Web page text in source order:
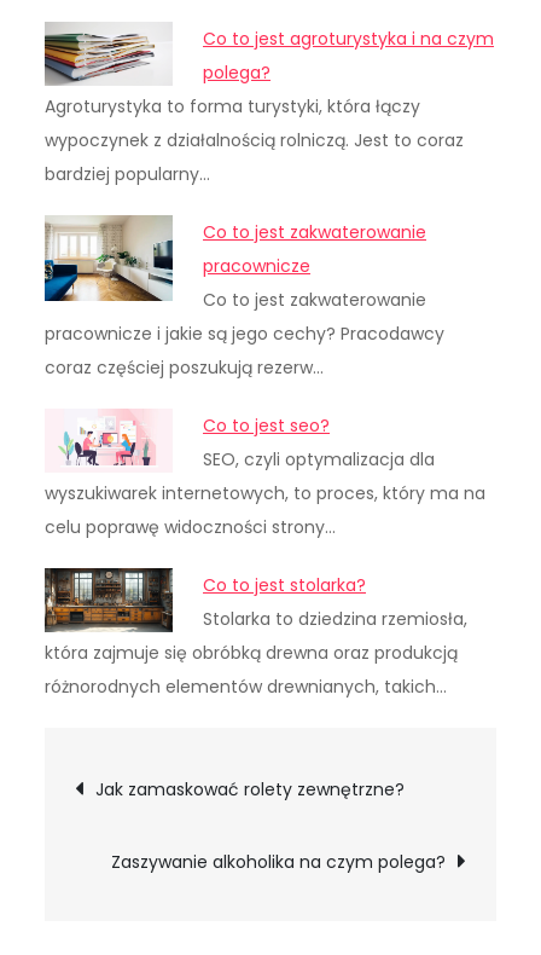
Co to jest agroturystyka i na czym
polega?
Agroturystyka to forma turystyki, która łączy
wypoczynek z działalnością rolniczą. Jest to coraz
bardziej popularny…
Co to jest zakwaterowanie
pracownicze
Co to jest zakwaterowanie
pracownicze i jakie są jego cechy? Pracodawcy
coraz częściej poszukują rezerw…
Co to jest seo?
SEO, czyli optymalizacja dla
wyszukiwarek internetowych, to proces, który ma na
celu poprawę widoczności strony…
Co to jest stolarka?
Stolarka to dziedzina rzemiosła,
która zajmuje się obróbką drewna oraz produkcją
różnorodnych elementów drewnianych, takich…
Nawigacja
wpisu
Jak zamaskować rolety zewnętrzne?
Zaszywanie alkoholika na czym polega?